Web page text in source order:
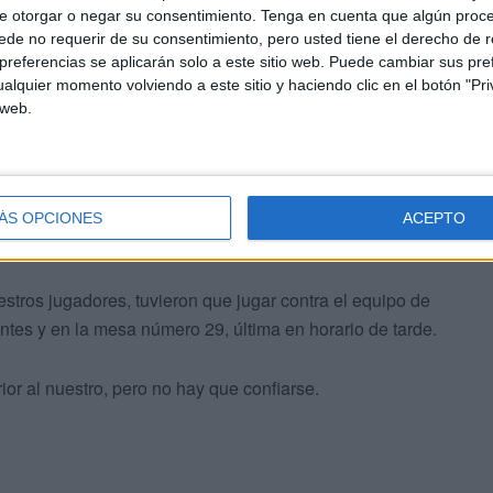
otorgar o negar su consentimiento. Tenga en cuenta que algún
no requerir de su consentimiento, pero usted tiene el derecho de
se aplicarán solo a este sitio web. Puede cambiar sus
momento volviendo a este sitio y haciendo clic en el botón
OPCIONES ACEPTO
2458 y nuestro jugador José Medina hizo tablas con
dio clases a nuestros jugadores avanzados Rubén
por todos los rincones de España, tras la victoria de
hombre Maestro internacional que le sacaba casi
jugadores, tuvieron que jugar contra el equipo de
y en la mesa número 29, última en horario de tarde.
al nuestro, pero no hay que confiarse.